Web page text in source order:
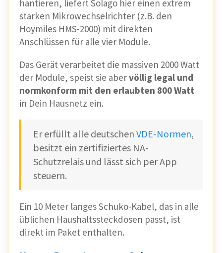
hantieren, liefert Solago hier einen extrem
starken Mikrowechselrichter (z.B. den
Hoymiles HMS-2000) mit direkten
Anschlüssen für alle vier Module.
Das Gerät verarbeitet die massiven 2000 Watt
der Module, speist sie abervöllig legal und
normkonform mit den erlaubten 800 Watt
in Dein Hausnetz ein.
Er erfüllt alle deutschen VDE-Normen,
besitzt ein zertifiziertes NA-
Schutzrelais und lässt sich per App
steuern.
Ein 10 Meter langes Schuko-Kabel, das in alle
üblichen Haushaltssteckdosen passt, ist
direkt im Paket enthalten.